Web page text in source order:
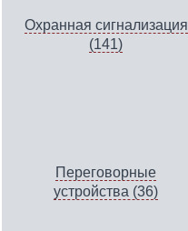
Охранная сигнализация
(141)
Переговорные
устройства (36)